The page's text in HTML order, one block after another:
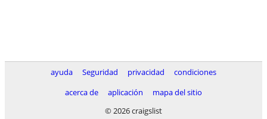
ayuda Seguridad privacidad
condiciones
acerca de
aplicación
mapa del sitio
© 2026 craigslist